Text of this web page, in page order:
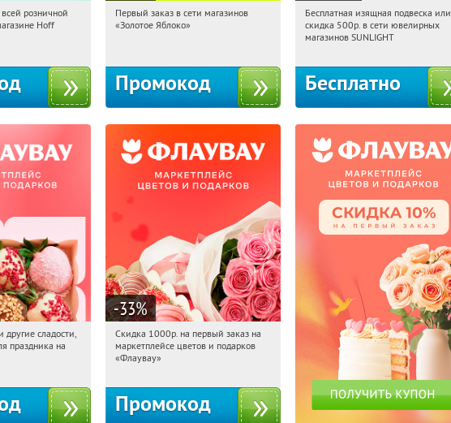
Получили:
розничной
Hoff
07:40:00
Получи первым!
Первый заказ в сети магазинов
«Золотое Яблоко»
Промокод
07:40:00 Получили:
Россия
Бесплатная изящная подвеска или
скидка 500р. в сети ювелирных
магазинов SUNLIGHT
Бесплатно
Получили:
сладости,
праздника на
-33%
07:40:00 Получили:
Россия
Скидка 1000р. на первый заказ на
маркетплейсе цветов и подарков
«Флаувау»
Промокод